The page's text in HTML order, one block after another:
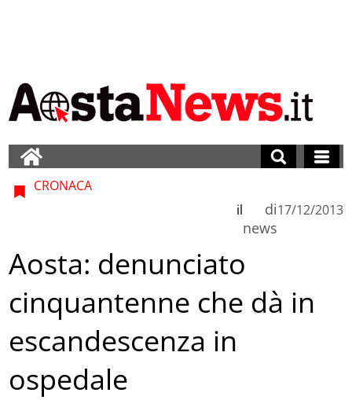
CRONACA
di
news
il 17/12/2013
Aosta: denunciato
cinquantenne che dà in
escandescenza in
ospedale